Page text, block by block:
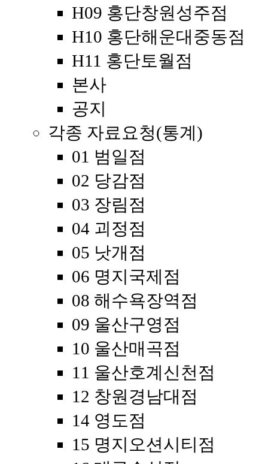
H09 홍단창원성주점
H10 홍단해운대중동점
H11 홍단토월점
본사
공지
각종 자료요청(통계)
01 범일점
02 당감점
03 장림점
04 괴정점
05 낫개점
06 명지국제점
08 해수욕장역점
09 울산구영점
10 울산매곡점
11 울산호계신천점
12 창원경남대점
14 영도점
15 명지오션시티점